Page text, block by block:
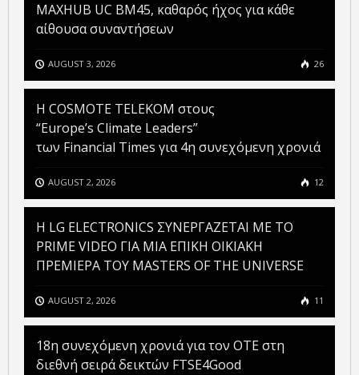
MAXHUB UC BM45, καθαρός ήχος για κάθε
αίθουσα συναντήσεων
AUGUST 3, 2026 26
Η COSMOTE TELEKOM στους
“Europe’s Climate Leaders”
των Financial Times για 4η συνεχόμενη χρονιά
AUGUST 2, 2026 12
H LG ELECTRONICS ΣΥΝΕΡΓΑΖΕΤΑΙ ΜΕ ΤΟ
PRIME VIDEO ΓΙΑ ΜΙΑ ΕΠΙΚΗ ΟΙΚΙΑΚΗ
ΠΡΕΜΙΕΡΑ ΤΟΥ MASTERS OF THE UNIVERSE
AUGUST 2, 2026 11
18η συνεχόμενη χρονιά για τον ΟΤΕ στη
διεθνή σειρά δεικτών FTSE4Good